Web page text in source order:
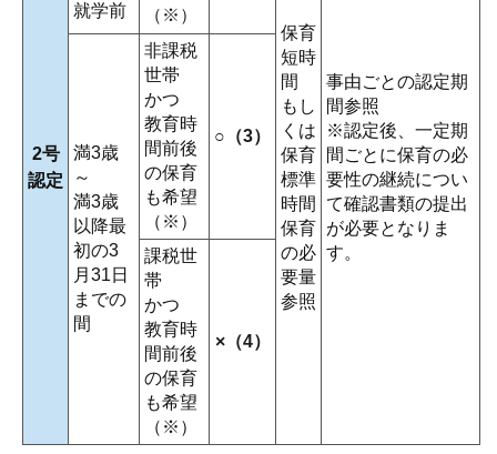
2号
認定
就学前
（※）
保育
短時
間
もし
くは
保育
標準
時間
保育
の必
要量
参照
事由ごとの認定期
間参照
※認定後、一定期
間ごとに保育の必
要性の継続につい
て確認書類の提出
が必要となりま
す。
満3歳
～
満3歳
以降最
初の3
月31日
までの
間
非課税
世帯
かつ
教育時
間前後
の保育
も希望
（※）
○（3）
課税世
帯
かつ
教育時
間前後
の保育
も希望
（※）
×（4）